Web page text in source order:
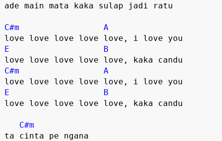
ade main mata kaka sulap jadi ratu
C#m
A
E
B
C#m
A
E
B
love love love love love, kaka candu
C#m
ta cinta pe ngana